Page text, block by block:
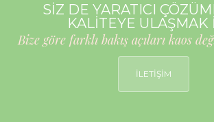
SİZ DE YARATICI
KALİTEYE ULAŞMAK
Bize göre farklı bakış açıları kaos
İLETİŞİM